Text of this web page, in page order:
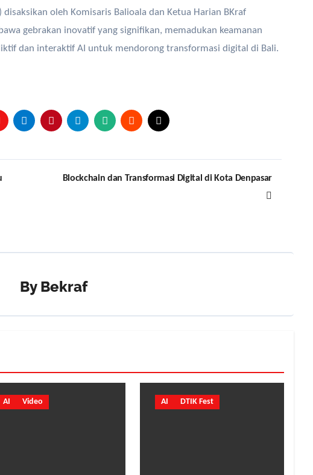
disaksikan oleh Komisaris Balioala dan Ketua Harian BKraf
gebrakan inovatif yang signifikan, memadukan keamanan
dan interaktif AI untuk mendorong transformasi digital di Bali.
Blockchain dan Transformasi Digital di Kota Denpasar
By Bekraf
AI Video AI DTIK Fest